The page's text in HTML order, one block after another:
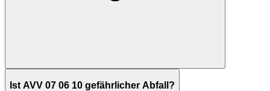
Ist AVV 07 06 10 gefährlicher Abfall?